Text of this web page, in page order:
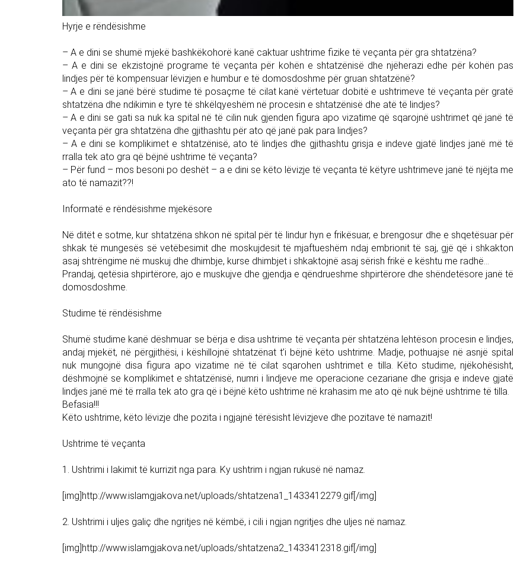
Hyrje e rëndësishme
– A e dini se shumë mjekë bashkëkohorë kanë caktuar ushtrime fizike të veçanta për gra shtatzëna?
– A e dini se ekzistojnë programe të veçanta për kohën e shtatzënisë dhe njëherazi edhe për kohën pas
lindjes për të kompensuar lëvizjen e humbur e të domosdoshme për gruan shtatzënë?
– A e dini se janë bërë studime të posaçme të cilat kanë vërtetuar dobitë e ushtrimeve të veçanta për gratë
shtatzëna dhe ndikimin e tyre të shkëlqyeshëm në procesin e shtatzënisë dhe atë të lindjes?
– A e dini se gati sa nuk ka spital në të cilin nuk gjenden figura apo vizatime që sqarojnë ushtrimet që janë të
veçanta për gra shtatzëna dhe gjithashtu për ato që janë pak para lindjes?
– A e dini se komplikimet e shtatzënisë, ato të lindjes dhe gjithashtu grisja e indeve gjatë lindjes janë më të
rralla tek ato gra që bëjnë ushtrime të veçanta?
– Për fund – mos besoni po deshët – a e dini se këto lëvizje të veçanta të këtyre ushtrimeve janë të njëjta me
ato të namazit??!
Informatë e rëndësishme mjekësore
Në ditët e sotme, kur shtatzëna shkon në spital për të lindur hyn e frikësuar, e brengosur dhe e shqetësuar për
shkak të mungesës së vetëbesimit dhe moskujdesit të mjaftueshëm ndaj embrionit të saj, gjë që i shkakton
asaj shtrëngime në muskuj dhe dhimbje, kurse dhimbjet i shkaktojnë asaj sërish frikë e kështu me radhë…
Prandaj, qetësia shpirtërore, ajo e muskujve dhe gjendja e qëndrueshme shpirtërore dhe shëndetësore janë të
domosdoshme.
Studime të rëndësishme
Shumë studime kanë dëshmuar se bërja e disa ushtrime të veçanta për shtatzëna lehtëson procesin e lindjes,
andaj mjekët, në përgjithësi, i këshillojnë shtatzënat t’i bëjnë këto ushtrime. Madje, pothuajse në asnjë spital
nuk mungojnë disa figura apo vizatime në të cilat sqarohen ushtrimet e tilla. Këto studime, njëkohësisht,
dëshmojnë se komplikimet e shtatzënisë, numri i lindjeve me operacione cezariane dhe grisja e indeve gjatë
lindjes janë më të rralla tek ato gra që i bëjnë këto ushtrime në krahasim me ato që nuk bëjnë ushtrime të tilla.
Befasia!!!
Këto ushtrime, këto lëvizje dhe pozita i ngjajnë tërësisht lëvizjeve dhe pozitave të namazit!
Ushtrime të veçanta
1. Ushtrimi i lakimit të kurrizit nga para. Ky ushtrim i ngjan rukusë në namaz.
[img]http://www.islamgjakova.net/uploads/shtatzena1_1433412279.gif[/img]
2. Ushtrimi i uljes galiç dhe ngritjes në këmbë, i cili i ngjan ngritjes dhe uljes në namaz.
[img]http://www.islamgjakova.net/uploads/shtatzena2_1433412318.gif[/img]